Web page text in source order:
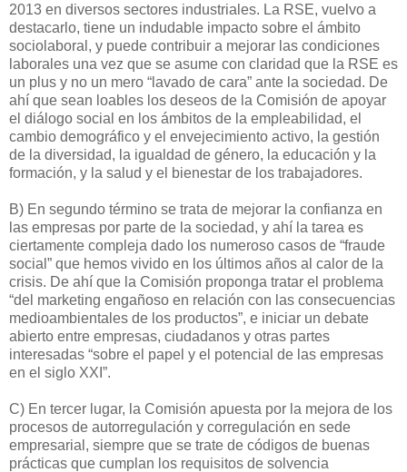
2013 en diversos sectores industriales. La RSE, vuelvo a
destacarlo, tiene un indudable impacto sobre el ámbito
sociolaboral, y puede contribuir a mejorar las condiciones
laborales una vez que se asume con claridad que la RSE es
un plus y no un mero “lavado de cara” ante la sociedad. De
ahí que sean loables los deseos de la Comisión de apoyar
el diálogo social en los ámbitos de la empleabilidad, el
cambio demográfico y el envejecimiento activo, la gestión
de la diversidad, la igualdad de género, la educación y la
formación, y la salud y el bienestar de los trabajadores.
B) En segundo término se trata de mejorar la confianza en
las empresas por parte de la sociedad, y ahí la tarea es
ciertamente compleja dado los numeroso casos de “fraude
social” que hemos vivido en los últimos años al calor de la
crisis. De ahí que la Comisión proponga tratar el problema
“del marketing engañoso en relación con las consecuencias
medioambientales de los productos”, e iniciar un debate
abierto entre empresas, ciudadanos y otras partes
interesadas “sobre el papel y el potencial de las empresas
en el siglo XXI”.
C) En tercer lugar, la Comisión apuesta por la mejora de los
procesos de autorregulación y corregulación en sede
empresarial, siempre que se trate de códigos de buenas
prácticas que cumplan los requisitos de solvencia